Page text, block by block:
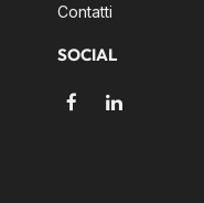
Contatti
SOCIAL
FacebookLinkedIn